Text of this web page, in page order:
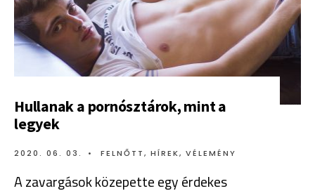
Hullanak a pornósztárok, mint a
legyek
2020. 06. 03. • FELNŐTT, HÍREK, VÉLEMÉNY
A zavargások közepette egy érdekes